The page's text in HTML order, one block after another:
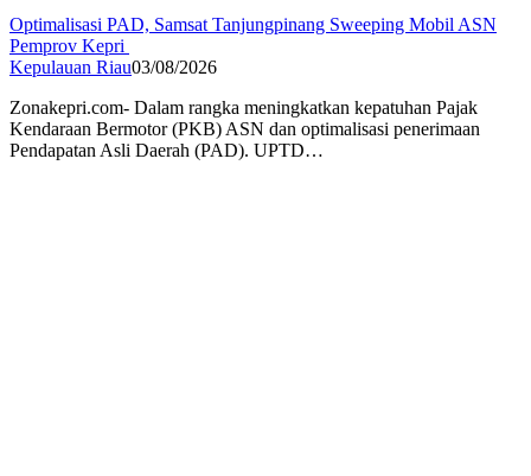
Optimalisasi PAD, Samsat Tanjungpinang Sweeping Mobil ASN
Pemprov Kepri
Kepulauan Riau03/08/2026
Zonakepri.com- Dalam rangka meningkatkan kepatuhan Pajak
Kendaraan Bermotor (PKB) ASN dan optimalisasi penerimaan
Pendapatan Asli Daerah (PAD). UPTD…